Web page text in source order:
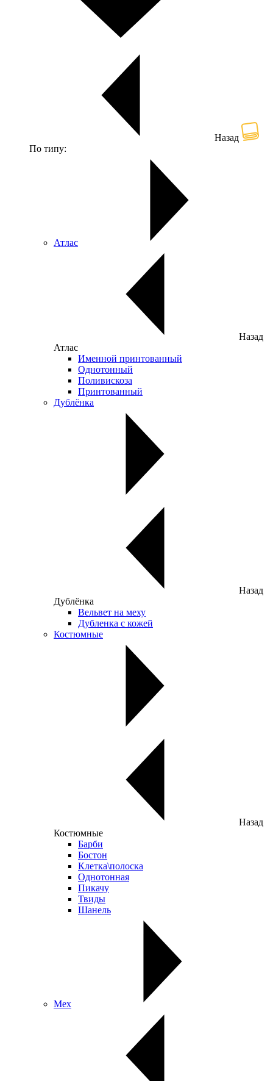
Назад
По типу:
Атлас
Назад
Атлас
Именной принтованный
Однотонный
Поливискоза
Принтованный
Дублёнка
Назад
Дублёнка
Вельвет на меху
Дубленка с кожей
Костюмные
Назад
Костюмные
Барби
Бостон
Клетка\полоска
Однотонная
Пикачу
Твиды
Шанель
Мех